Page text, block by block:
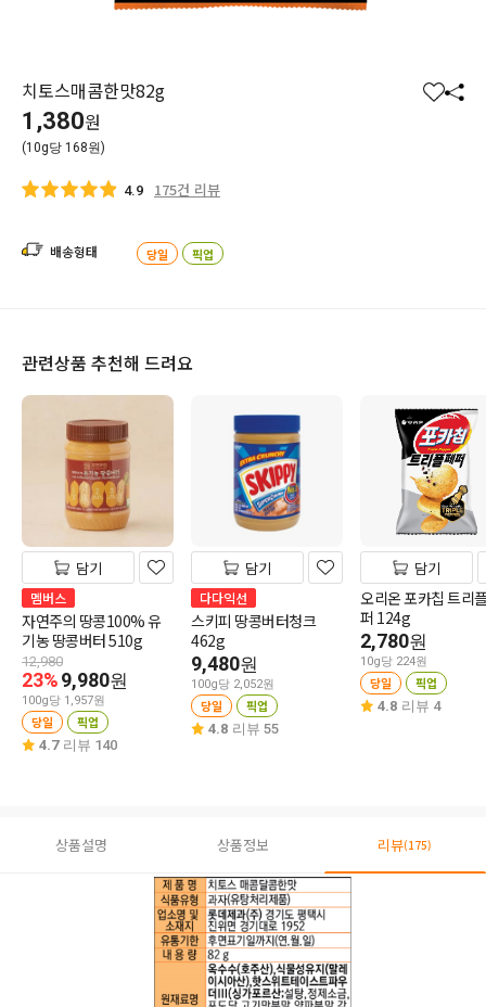
치토스매콤한맛82g
찜 공
1,380원
(10g당 168원)
4.9 175건 리뷰
배송형태 당일 픽업
관련상품 추천해 드려요
담기
멤버스
자연주의 땅콩100% 유
기농 땅콩버터 510g
12,980
23%9,980원
100g당 1,957원
당일 픽업
4.7 리뷰 140
담기
다다익선
스키피 땅콩버터청크
462g
9,480원
100g당 2,052원
당일 픽업
4.8 리뷰 55
담기
오리온 포카칩 트리
퍼 124g
2,780원
10g당 224원
당일 픽업
4.8 리뷰 4
상품설명 상품정보 리뷰(175)